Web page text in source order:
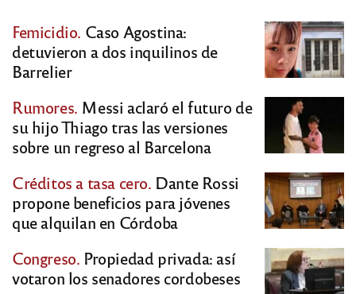
Femicidio. Caso Agostina:
detuvieron a dos inquilinos de
Barrelier
Rumores. Messi aclaró el futuro de
su hijo Thiago tras las versiones
sobre un regreso al Barcelona
Créditos a tasa cero. Dante Rossi
propone beneficios para jóvenes
que alquilan en Córdoba
Congreso. Propiedad privada: así
votaron los senadores cordobeses